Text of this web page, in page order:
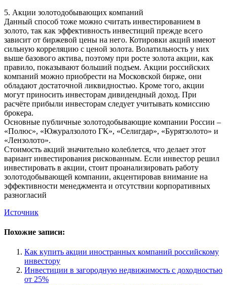
5. Акции золотодобывающих компаний
Данный способ тоже можно считать инвестированием в
золото, так как эффективность инвестиций прежде всего
зависит от биржевой цены на него. Котировки акций имеют
сильную корреляцию с ценой золота. Волатильность у них
выше базового актива, поэтому при росте золота акции, как
правило, показывают больший подъем. Акции российских
компаний можно приобрести на Московской бирже, они
обладают достаточной ликвидностью. Кроме того, акции
могут приносить инвесторам дивидендный доход. При
расчёте прибыли инвесторам следует учитывать комиссию
брокера.
Основные публичные золотодобывающие компании России –
«Полюс», «Южуралзолото ГК», «Селигдар», «Бурятзолото» и
«Лензолото».
Стоимость акций значительно колеблется, что делает этот
вариант инвестирования рискованным. Если инвестор решил
инвестировать в акции, стоит проанализировать работу
золотодобывающей компании, акцентировав внимание на
эффективности менеджмента и отсутствии корпоративных
разногласий
Источник
Похожие записи:
Как купить акции иностранных компаний российскому
инвестору
Инвестиции в загородную недвижимость с доходностью
от 25%